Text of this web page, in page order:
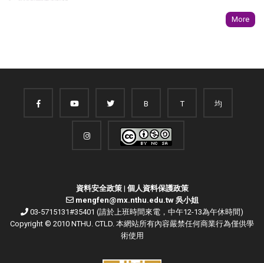
More
B T 均
資料安全政策| 個人資料保護政策
mengfen@mx.nthu.edu.tw 吳小姐
03-5715131#35401 (請於上班時間來電，中午12-13為午休時間)
Copyright © 2010 NTHU. CTLD. 本網站所有內容嚴禁任何商業行為僅供學
術使用